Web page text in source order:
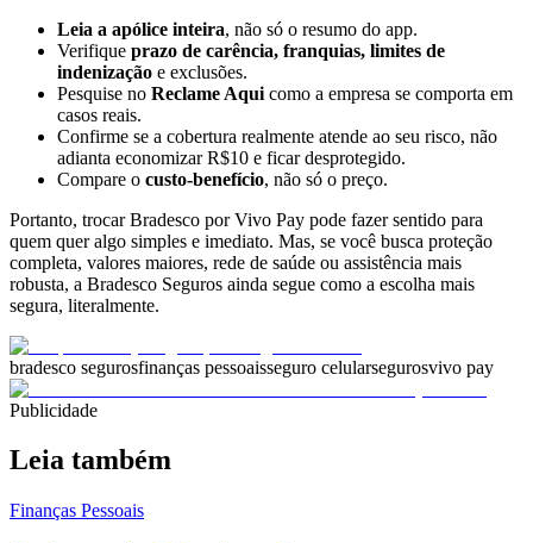
Leia a apólice inteira, não só o resumo do app.
Verifique prazo de carência, franquias, limites de
indenização e exclusões.
Pesquise no Reclame Aqui como a empresa se comporta em
casos reais.
Confirme se a cobertura realmente atende ao seu risco, não
adianta economizar R$10 e ficar desprotegido.
Compare o custo-benefício, não só o preço.
Portanto, trocar Bradesco por Vivo Pay pode fazer sentido para
quem quer algo simples e imediato. Mas, se você busca proteção
completa, valores maiores, rede de saúde ou assistência mais
robusta, a Bradesco Seguros ainda segue como a escolha mais
segura, literalmente.
bradesco segurosfinanças pessoaisseguro celularsegurosvivo pay
Publicidade
Leia também
Finanças Pessoais